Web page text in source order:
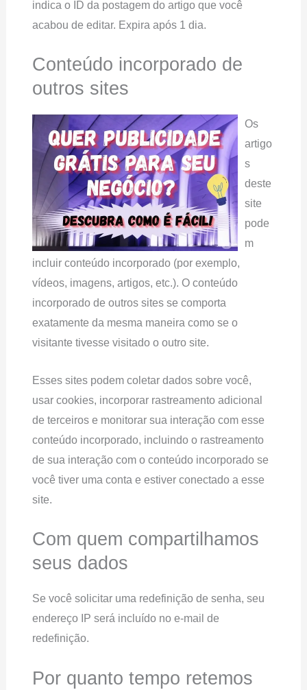
indica o ID da postagem do artigo que você
acabou de editar. Expira após 1 dia.
Conteúdo incorporado de
outros sites
Os
artigo
s
deste
site
pode
m
incluir conteúdo incorporado (por exemplo,
vídeos, imagens, artigos, etc.). O conteúdo
incorporado de outros sites se comporta
exatamente da mesma maneira como se o
visitante tivesse visitado o outro site.
Esses sites podem coletar dados sobre você,
usar cookies, incorporar rastreamento adicional
de terceiros e monitorar sua interação com esse
conteúdo incorporado, incluindo o rastreamento
de sua interação com o conteúdo incorporado se
você tiver uma conta e estiver conectado a esse
site.
Com quem compartilhamos
seus dados
Se você solicitar uma redefinição de senha, seu
endereço IP será incluído no e-mail de
redefinição.
Por quanto tempo retemos